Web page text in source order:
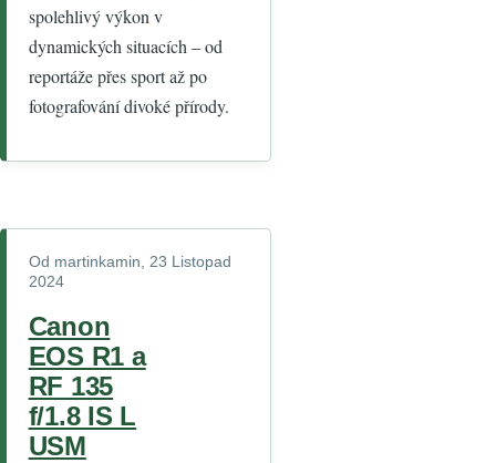
spolehlivý výkon v
dynamických situacích – od
reportáže přes sport až po
fotografování divoké přírody.
Od martinkamin, 23 Listopad
2024
Canon
EOS R1 a
RF 135
f/1.8 IS L
USM